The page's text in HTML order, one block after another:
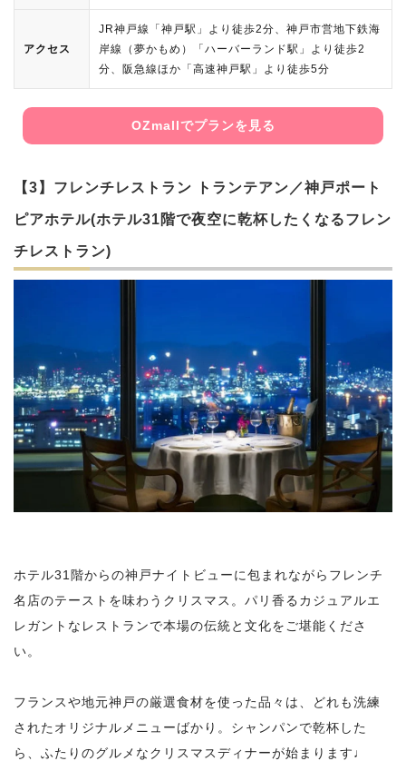
アクセス
JR神戸線「神戸駅」より徒歩2分、神戸市営地下鉄海
岸線（夢かもめ）「ハーバーランド駅」より徒歩2
分、阪急線ほか「高速神戸駅」より徒歩5分
OZmallでプランを見る
【3】フレンチレストラン トランテアン／神戸ポート
ピアホテル(ホテル31階で夜空に乾杯したくなるフレン
チレストラン)
ホテル31階からの神戸ナイトビューに包まれながらフレンチ
名店のテーストを味わうクリスマス。パリ香るカジュアルエ
レガントなレストランで本場の伝統と文化をご堪能くださ
い。
フランスや地元神戸の厳選食材を使った品々は、どれも洗練
されたオリジナルメニューばかり。シャンパンで乾杯した
ら、ふたりのグルメなクリスマスディナーが始まります♩